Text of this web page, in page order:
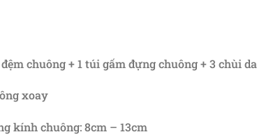
chuông + 1 túi gấm đựng chuông + 3 chùi da
xoay
kính chuông: 8cm – 13cm